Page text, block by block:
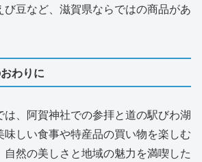
豆など、滋賀県ならではの商品があ
わりに
、阿賀神社での参拝と道の駅びわ湖
味しい食事や特産品の買い物を楽しむ
自然の美しさと地域の魅力を満喫した